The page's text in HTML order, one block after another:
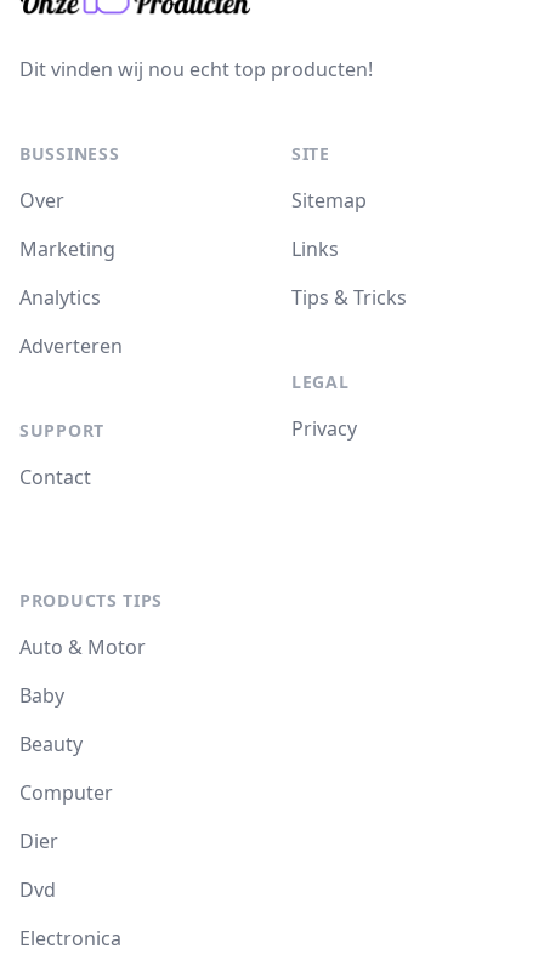
Dit vinden wij nou echt top producten!
BUSSINESS
Over
Marketing
Analytics
Adverteren
SUPPORT
Contact
SITE
Sitemap
Links
Tips & Tricks
LEGAL
Privacy
PRODUCTS TIPS
Auto & Motor
Baby
Beauty
Computer
Dier
Dvd
Electronica